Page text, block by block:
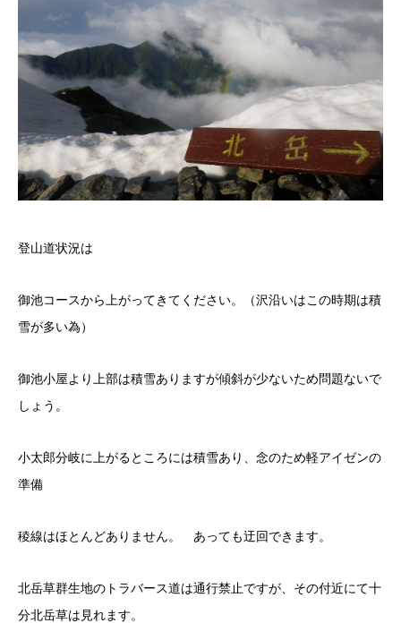
登山道状況は
御池コースから上がってきてください。（沢沿いはこの時期は積
雪が多い為）
御池小屋より上部は積雪ありますが傾斜が少ないため問題ないで
しょう。
小太郎分岐に上がるところには積雪あり、念のため軽アイゼンの
準備
稜線はほとんどありません。 あっても迂回できます。
北岳草群生地のトラバース道は通行禁止ですが、その付近にて十
分北岳草は見れます。